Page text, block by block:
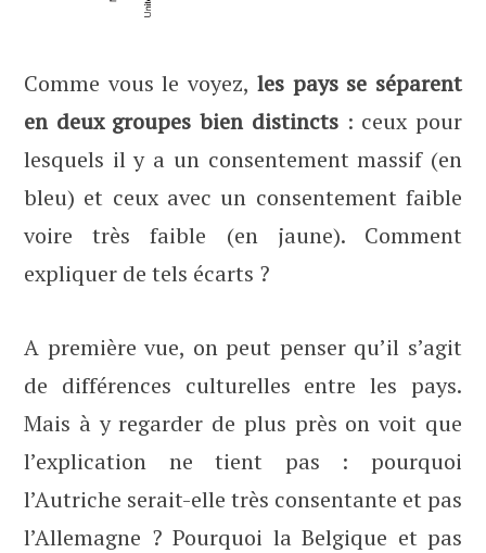
Comme vous le voyez, les pays se séparent
en deux groupes bien distincts: ceux pour
lesquels il y a un consentement massif (en
bleu) et ceux avec un consentement faible
voire très faible (en jaune). Comment
expliquer de tels écarts ?
A première vue, on peut penser qu’il s’agit
de différences culturelles entre les pays.
Mais à y regarder de plus près on voit que
l’explication ne tient pas : pourquoi
l’Autriche serait-elle très consentante et pas
l’Allemagne ? Pourquoi la Belgique et pas